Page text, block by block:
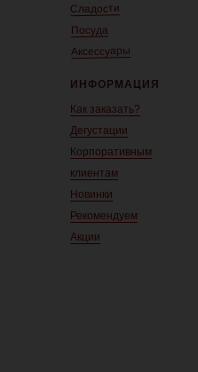
Сладости
Посуда
Аксессуары
ИНФОРМАЦИЯ
Как заказать?
Дегустации
Корпоративным
клиентам
Новинки
Рекомендуем
Акции